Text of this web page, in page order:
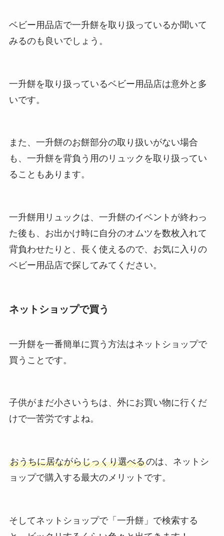
ベビー用品店で一升餅を取り扱っているか聞いて
みるのも良いでしょう。
一升餅を取り扱っているベビー用品店は意外と多
いです。
また、一升餅のお餅部分の取り扱いがない場合
も、一升餅を背負う用のリュックを取り扱ってい
ることもあります。
一升餅用リュックは、一升餅のイベントが終わっ
た後も、お出かけ時に自分のオムツを数枚入れて
背負わせたりと、長く使えるので、お気に入りの
ベビー用品店で探してみてください。
ネットショップで買う
一升餅を一番簡単に買う方法はネットショップで
買うことです。
子供がまだ小さいうちは、外にお買い物に行くだ
けで一苦労ですよね。
おうちに居ながらじっくり選べるのは、ネットシ
ョップで購入する最大のメリットです。
そしてネットショップで「一升餅」で検索する